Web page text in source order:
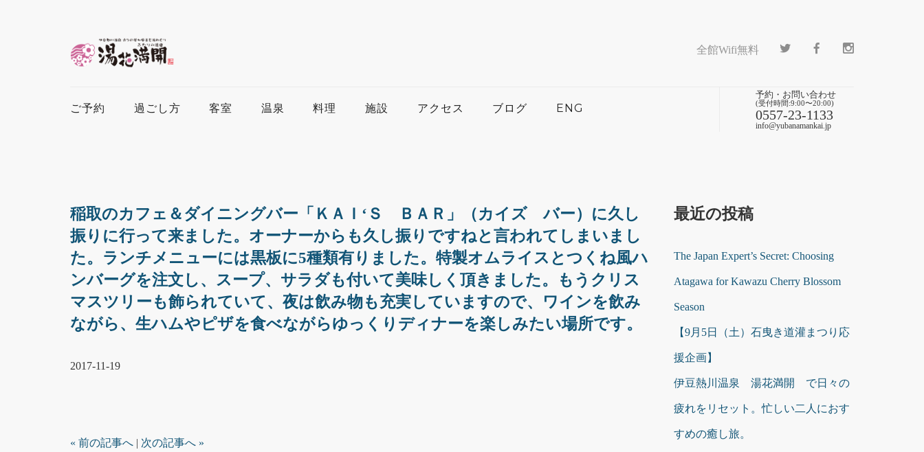
全館Wifi無料
ご予約 過ごし方 客室 温泉 料理 施設 アクセス ブログ ENG
予約・お問い合わせ
(受付時間:9:00〜20:00)
0557-23-1133
info@yubanamankai.jp
稲取のカフェ＆ダイニングバー「ＫＡＩ‘Ｓ ＢＡＲ」（カイズ バー）に久し
振りに行って来ました。オーナーからも久し振りですねと言われてしまいまし
た。ランチメニューには黒板に5種類有りました。特製オムライスとつくね風ハ
ンバーグを注文し、スープ、サラダも付いて美味しく頂きました。もうクリス
マスツリーも飾られていて、夜は飲み物も充実していますので、ワインを飲み
ながら、生ハムやピザを食べながらゆっくりディナーを楽しみたい場所です。
2017-11-19
« 前の記事へ | 次の記事へ »
最近の投稿
The Japan Expert’s Secret: Choosing
Atagawa for Kawazu Cherry Blossom
Season
【9月5日（土）石曳き道灌まつり応
援企画】
伊豆熱川温泉 湯花満開 で日々の
疲れをリセット。忙しい二人におす
すめの癒し旅。